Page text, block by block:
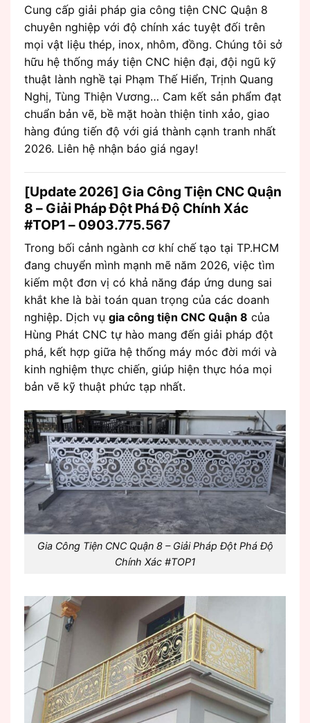
Cung cấp giải pháp gia công tiện CNC Quận 8
chuyên nghiệp với độ chính xác tuyệt đối trên
mọi vật liệu thép, inox, nhôm, đồng. Chúng tôi sở
hữu hệ thống máy tiện CNC hiện đại, đội ngũ kỹ
thuật lành nghề tại Phạm Thế Hiển, Trịnh Quang
Nghị, Tùng Thiện Vương… Cam kết sản phẩm đạt
chuẩn bản vẽ, bề mặt hoàn thiện tinh xảo, giao
hàng đúng tiến độ với giá thành cạnh tranh nhất
2026. Liên hệ nhận báo giá ngay!
[Update 2026] Gia Công Tiện CNC Quận
8 – Giải Pháp Đột Phá Độ Chính Xác
#TOP1 – 0903.775.567
Trong bối cảnh ngành cơ khí chế tạo tại TP.HCM
đang chuyển mình mạnh mẽ năm 2026, việc tìm
kiếm một đơn vị có khả năng đáp ứng dung sai
khắt khe là bài toán quan trọng của các doanh
nghiệp. Dịch vụ gia công tiện CNC Quận 8 của
Hùng Phát CNC tự hào mang đến giải pháp đột
phá, kết hợp giữa hệ thống máy móc đời mới và
kinh nghiệm thực chiến, giúp hiện thực hóa mọi
bản vẽ kỹ thuật phức tạp nhất.
Gia Công Tiện CNC Quận 8 – Giải Pháp Đột Phá Độ
Chính Xác #TOP1